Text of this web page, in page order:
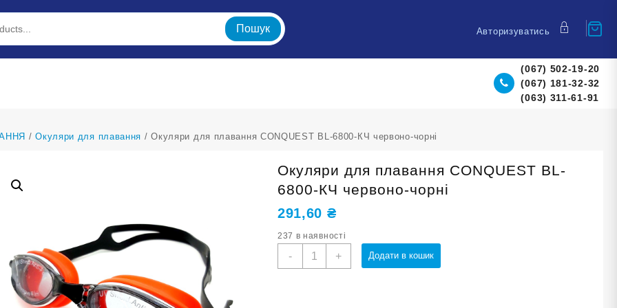
Пошук Авторизуватись
(067) 502-19-20
(067) 181-32-32
(063) 311-61-91
/Окуляри для плавання / Окуляри для плавання CONQUEST BL-6800-КЧ червоно-чорні
Окуляри для плавання CONQUEST BL-
6800-КЧ червоно-чорні
291,60 ₴
237 в наявності
-
Окуляри+ Додати в кошик